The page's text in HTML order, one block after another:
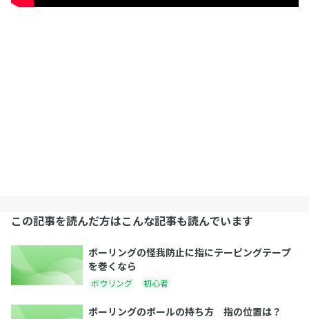
この記事を読んだ方はこんな記事も読んでいます
ボーリングの怪我防止に指にテーピングテープ
を巻くなら
ボウリング 初心者
ボーリングのボールの持ち方 指の位置は？